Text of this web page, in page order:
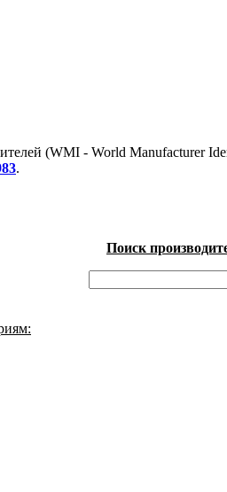
(WMI - World Manufacturer
.
Поиск